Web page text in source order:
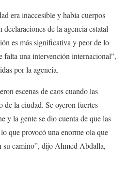
era inaccesible y había cuerpos
declaraciones de la agencia estatal
es más significativa y peor de lo
una intervención internacional”,
por la agencia.
escenas de caos cuando las
de la ciudad. Se oyeron fuertes
y la gente se dio cuenta de que las
que provocó una enorme ola que
su camino”, dijo Ahmed Abdalla,